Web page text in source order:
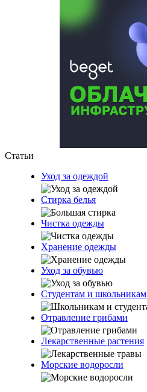
Статьи
Уход за одеждой
Стирка белья
Чистка одежды
Хранение одежды
Уход за обувью
Студентам и школьникам
Отравление грибами
Лекарственные растения
Морские водоросли